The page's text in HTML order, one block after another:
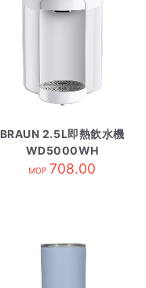
BRAUN 2.5L即熱飲水機
WD5000WH
MOP 708.00